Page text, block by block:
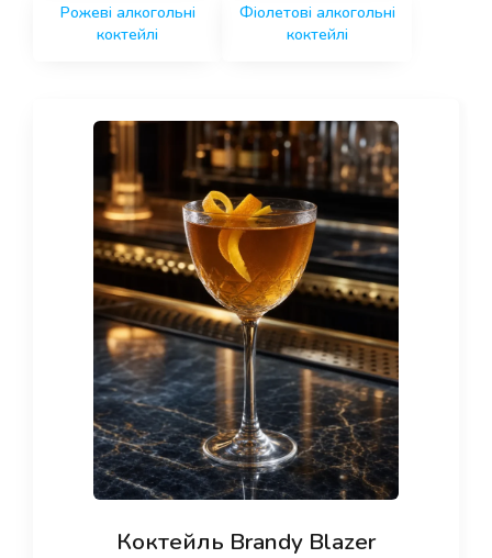
Рожеві алкогольні
коктейлі
Фіолетові алкогольні
коктейлі
Коктейль Brandy Blazer